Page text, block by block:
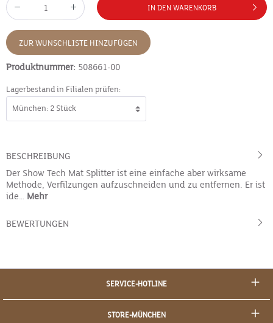
IN DEN WARENKORB
ZUR WUNSCHLISTE HINZUFÜGEN
Produktnummer: 508661-00
Lagerbestand in Filialen prüfen:
BESCHREIBUNG
Der Show Tech Mat Splitter ist eine einfache aber wirksame
Methode, Verfilzungen aufzuschneiden und zu entfernen. Er ist
ide… Mehr
BEWERTUNGEN
SERVICE-HOTLINE
STORE-MÜNCHEN